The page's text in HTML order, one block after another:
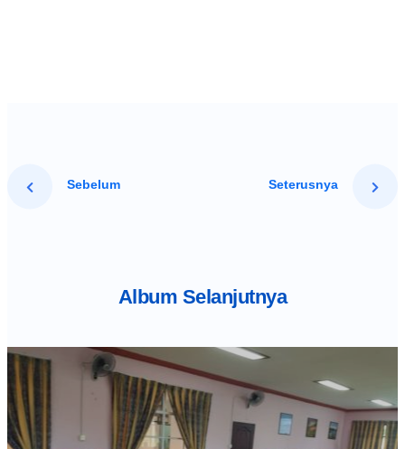
Sebelum Seterusnya
Album Selanjutnya